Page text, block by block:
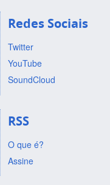
Redes Sociais
Twitter
YouTube
SoundCloud
RSS
O que é?
Assine